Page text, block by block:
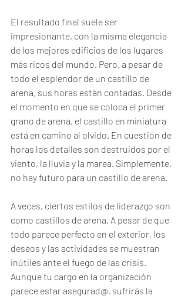
El resultado final suele ser
impresionante, con la misma elegancia
de los mejores edificios de los lugares
más ricos del mundo. Pero, a pesar de
todo el esplendor de un castillo de
arena, sus horas están contadas. Desde
el momento en que se coloca el primer
grano de arena, el castillo en miniatura
está en camino al olvido. En cuestión de
horas los detalles son destruidos por el
viento, la lluvia y la marea. Simplemente,
no hay futuro para un castillo de arena.
A veces, ciertos estilos de liderazgo son
como castillos de arena. A pesar de que
todo parece perfecto en el exterior, los
deseos y las actividades se muestran
inútiles ante el fuego de las crisis.
Aunque tu cargo en la organización
parece estar asegurad@, sufrirás la